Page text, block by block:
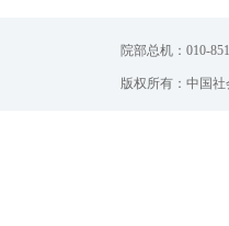
院部总机：010-
版权所有：中国